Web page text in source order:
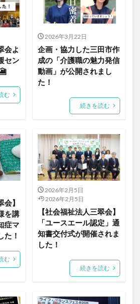
会よ
セン
む
2026年3月22日
企画・協力した三田市作
成の「介護職の魅力発信
動画」が公開されまし
た！
続きを読む
会】
を講
症マ
た！
む
2026年2月5日
2026年2月5日
【社会福祉法人三翠会】
「ユースエール認定」通
知書交付式が開催されま
した！
続きを読む